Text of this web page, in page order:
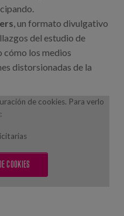
, un formato divulgativo
del estudio de
cómo los medios
distorsionadas de la
de cookies. Para verlo
COOKIES